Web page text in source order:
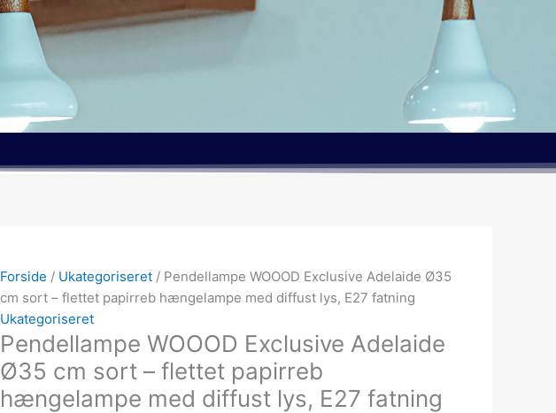
Forside / Ukategoriseret / Pendellampe WOOOD Exclusive Adelaide Ø35
cm sort – flettet papirreb hængelampe med diffust lys, E27 fatning
Ukategoriseret
Pendellampe WOOOD Exclusive Adelaide
Ø35 cm sort – flettet papirreb
hængelampe med diffust lys, E27 fatning